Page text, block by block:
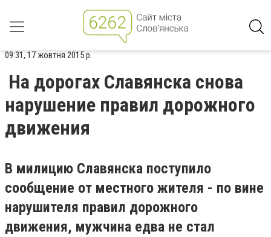
09:31, 17 жовтня 2015 р.
На дорогах Славянска снова
нарушение правил дорожного
движения
В милицию Славянска поступило
сообщение от местного жителя - по вине
нарушителя правил дорожного
движения, мужчина едва не стал